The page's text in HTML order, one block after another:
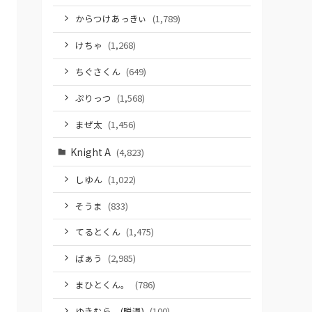
からつけあっきぃ (1,789)
けちゃ (1,268)
ちぐさくん (649)
ぷりっつ (1,568)
まぜ太 (1,456)
Knight A (4,823)
しゆん (1,022)
そうま (833)
てるとくん (1,475)
ばぁう (2,985)
まひとくん。
(786)